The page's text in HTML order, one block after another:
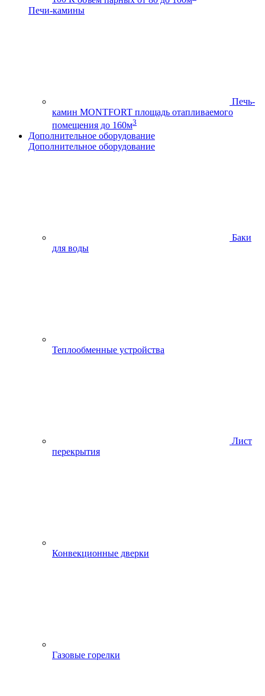
Печи-камины
Печь-
камин MONTFORT площадь отапливаемого
помещения до 160м3
Дополнительное оборудование
Дополнительное оборудование
Баки
для воды
Теплообменные устройства
Лист
перекрытия
Конвекционные дверки
Газовые горелки